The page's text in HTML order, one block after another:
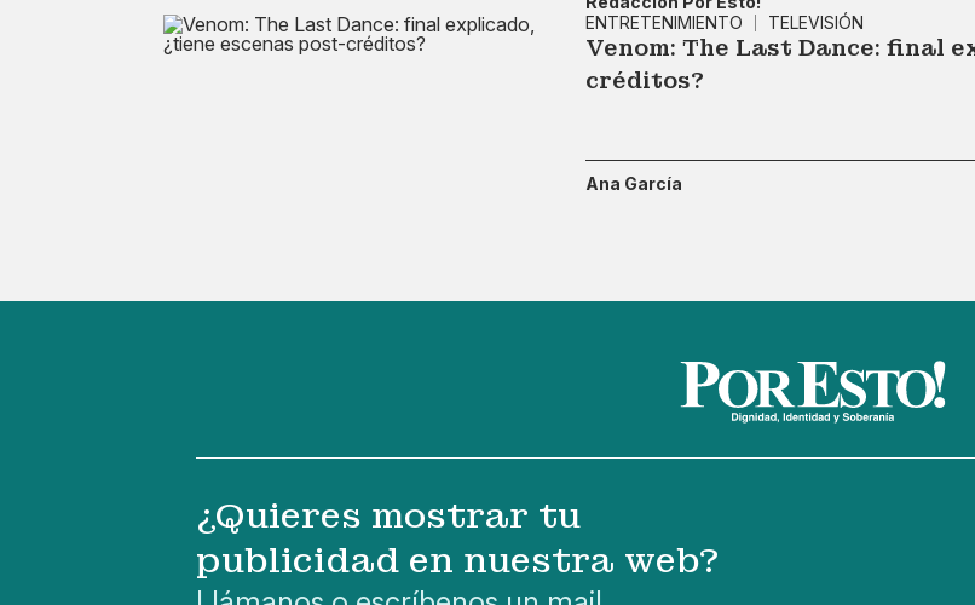
ENTRETENIMIENTO
TELEVISIÓN
Venom: The Last Dance: final
créditos?
Ana García
¿Quieres mostrar tu
publicidad en nuestra web?